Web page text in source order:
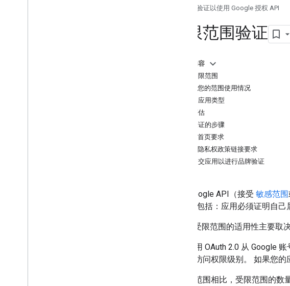
应用验证以使用 Google 授权 API
受限范围验证
本页内容
了解受限范围
了解您的范围使用情况
允许的应用类型
安全评估
准备验证的步骤
应用首页要求
应用隐私权政策链接要求
如何提交应用以进行品牌验证
某些 Google API（接受 敏感范围
包括：应用必须证明自己
API 中受限范围的适用性主要取
当您使用 OAuth 2.0 从 Google
所需的访问权限级别。 如果您的
与敏感范围相比，受限范围的数